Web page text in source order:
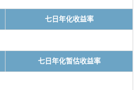
七日年化收益率
七日年化暂估收益率